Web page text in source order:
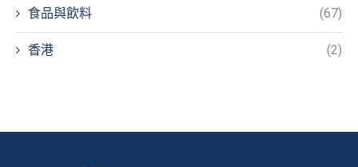
食品與飲料 (67)
香港 (2)